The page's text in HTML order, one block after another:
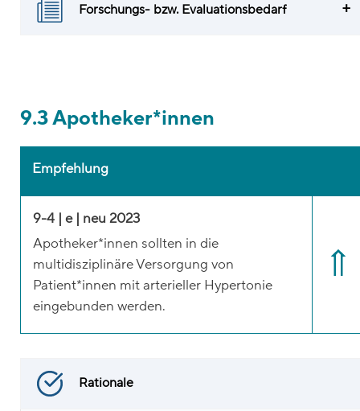
Forschungs- bzw. Evaluationsbedarf
9.3 Apotheker*innen
Empfehlung
9-4 | e | neu 2023
Apotheker*innen sollten in die
multidisziplinäre Versorgung von
Patient*innen mit arterieller Hypertonie
eingebunden werden.
Rationale